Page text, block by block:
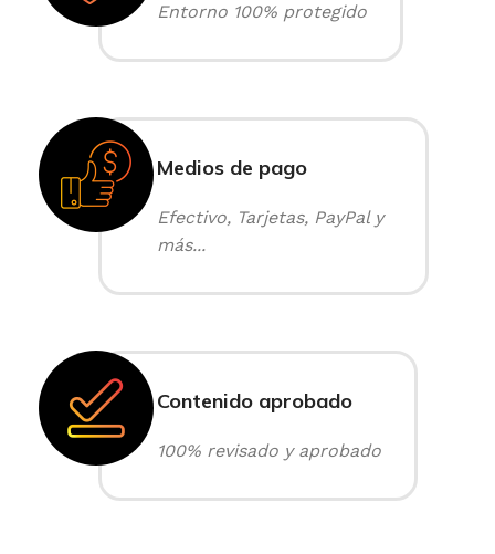
Entorno 100% protegido
Medios de pago
Efectivo, Tarjetas, PayPal y
más...
Contenido aprobado
100% revisado y aprobado